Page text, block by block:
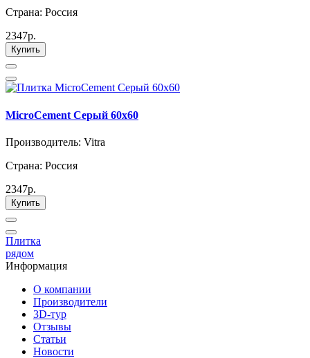
Страна: Россия
2347р.
Купить
MicroCement Серый 60x60
Производитель: Vitra
Страна: Россия
2347р.
Купить
Плитка
рядом
Информация
О компании
Производители
3D-тур
Отзывы
Статьи
Новости